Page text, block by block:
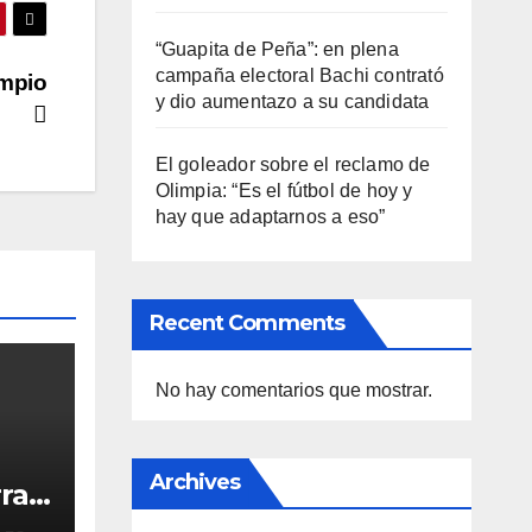
“Guapita de Peña”: en plena
campaña electoral Bachi contrató
y dio aumentazo a su candidata
El goleador sobre el reclamo de
Olimpia: “Es el fútbol de hoy y
hay que adaptarnos a eso”
Recent Comments
No hay comentarios que mostrar.
Archives